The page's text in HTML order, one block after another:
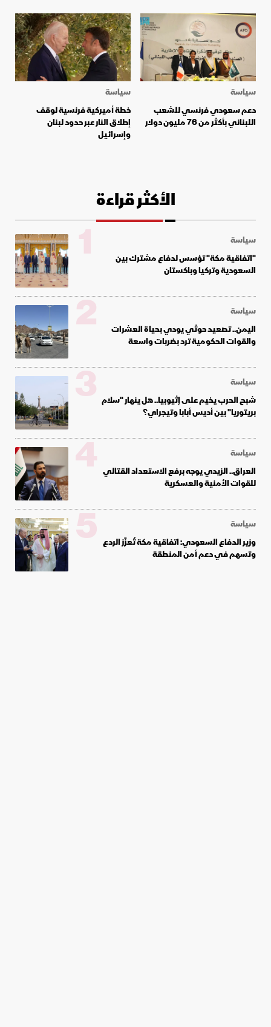
سياسة
دعم سعودي فرنسي للشعب
اللبناني بأكثر من 76 مليون دولار
سياسة
خطة أميركية فرنسية لوقف
إطلاق النار عبر حدود لبنان
وإسرائيل
الأكثر قراءة
سياسة
"اتفاقية مكة" تؤسس لدفاع مشترك بين
السعودية وتركيا وباكستان
1
سياسة
اليمن.. تصعيد حوثي يودي بحياة العشرات
والقوات الحكومية ترد بضربات واسعة
2
سياسة
شبح الحرب يخيم على إثيوبيا.. هل ينهار "سلام
بريتوريا" بين أديس أبابا وتيجراي؟
3
سياسة
العراق.. الزيدي يوجه برفع الاستعداد القتالي
للقوات الأمنية والعسكرية
4
سياسة
وزير الدفاع السعودي: اتفاقية مكة تُعزّز الردع
وتسهم في دعم أمن المنطقة
5